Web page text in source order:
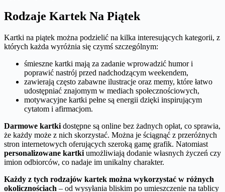
Rodzaje Kartek Na Piątek
Kartki na piątek można podzielić na kilka interesujących kategorii, z
których każda wyróżnia się czymś szczególnym:
śmieszne kartki mają za zadanie wprowadzić humor i
poprawić nastrój przed nadchodzącym weekendem,
zawierają często zabawne ilustracje oraz memy, które łatwo
udostępniać znajomym w mediach społecznościowych,
motywacyjne kartki pełne są energii dzięki inspirującym
cytatom i afirmacjom.
Darmowe kartki dostępne są online bez żadnych opłat, co sprawia,
że każdy może z nich skorzystać. Można je ściągnąć z przeróżnych
stron internetowych oferujących szeroką gamę grafik. Natomiast
personalizowane kartki umożliwiają dodanie własnych życzeń czy
imion odbiorców, co nadaje im unikalny charakter.
Każdy z tych rodzajów kartek można wykorzystać w różnych
okolicznościach – od wysyłania bliskim po umieszczenie na tablicy